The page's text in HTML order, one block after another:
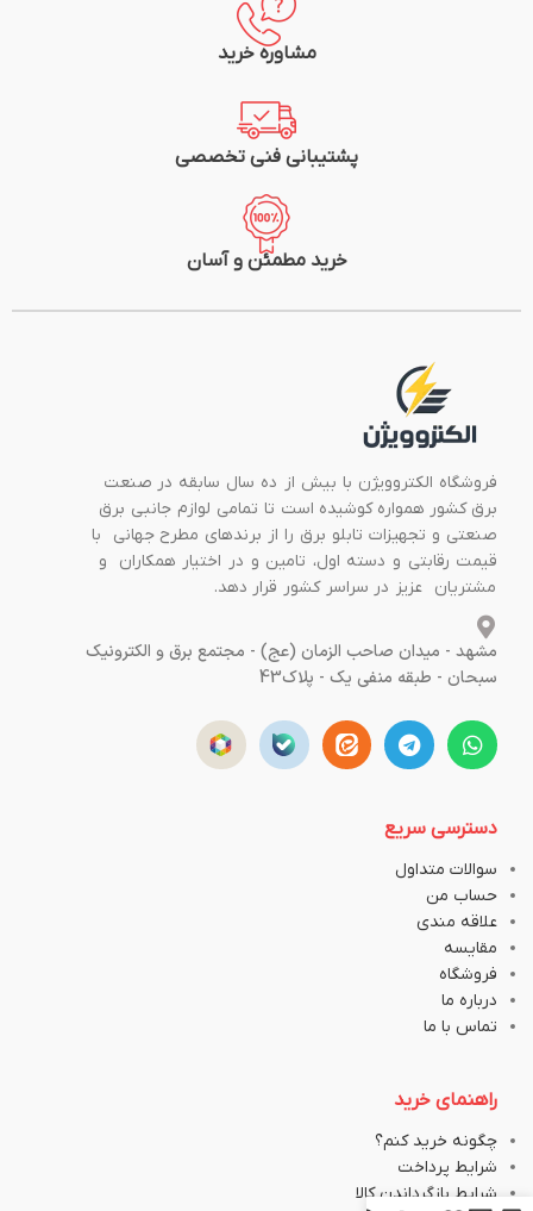
مشاوره خرید
پشتیبانی فنی تخصصی
خرید مطمئن و آسان
فروشگاه الکتروویژن با بیش از ده سال سابقه در صنعت
برق کشور همواره کوشیده است تا تمامی لوازم جانبی برق
صنعتی و تجهیزات تابلو برق را از برندهای مطرح جهانی با
قیمت رقابتی و دسته اول، تامین و در اختیار همکاران و
مشتریان عزیز در سراسر کشور قرار دهد.
مشهد - میدان صاحب الزمان (عج) - مجتمع برق و الکترونیک
سبحان - طبقه منفی یک - پلاک43
دسترسی سریع
سوالات متداول
حساب من
علاقه مندی
مقایسه
فروشگاه
درباره ما
تماس با ما
راهنمای خرید
چگونه خرید کنم؟
شرایط پرداخت
شرایط بازگرداندن کالا